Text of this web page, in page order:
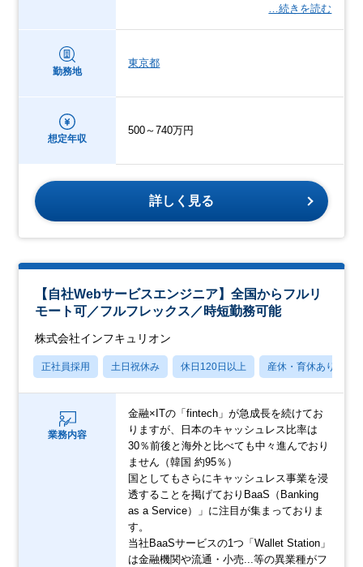
…続きを読む
勤務地
東京都
想定年収
500～740万円
詳しく見る
【自社Webサービスエンジニア】全国からフルリ
モート可／フルフレックス／時短勤務可能
株式会社インフキュリオン
正社員採用 土日祝休み 休日120日以上 産休・育休あり
業務内容
金融×ITの「fintech」が急成長を続けてお
りますが、日本のキャッシュレス比率は
30％前後と海外と比べても中々進んでおり
ません（韓国 約95％）
国としてもさらにキャッシュレス事業を浸
透することを掲げておりBaaS（Banking
as a Service）」に注目が集まっておりま
す。
当社BaaSサービスの1つ「Wallet Station」
は金融機関や流通・小売...等の異業種がフ